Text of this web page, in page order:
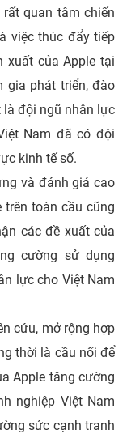
quan tâm chiến
việc thúc đẩy tiếp
xuất của Apple tại
gia phát triển, đào
là đội ngũ nhân lực
Nam đã có đội
kinh tế số.
và đánh giá cao
toàn cầu cũng
các đề xuất của
cường sử dụng
lực cho Việt Nam
cứu, mở rộng hợp
thời là cầu nối để
Apple tăng cường
nghiệp Việt Nam
sức cạnh tranh